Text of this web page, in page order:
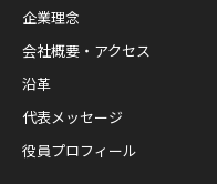
企業理念
会社概要・アクセス
沿革
代表メッセージ
役員プロフィール